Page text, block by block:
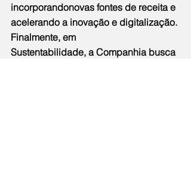
incorporandonovas fontes de receita e
acelerando a inovação e digitalização.
Finalmente, em
Sustentabilidade, a Companhia busca